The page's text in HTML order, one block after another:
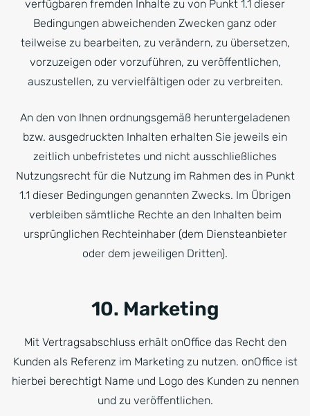
verfügbaren fremden Inhalte zu von Punkt 1.1 dieser
Bedingungen abweichenden Zwecken ganz oder
teilweise zu bearbeiten, zu verändern, zu übersetzen,
vorzuzeigen oder vorzuführen, zu veröffentlichen,
auszustellen, zu vervielfältigen oder zu verbreiten.
An den von Ihnen ordnungsgemäß heruntergeladenen
bzw. ausgedruckten Inhalten erhalten Sie jeweils ein
zeitlich unbefristetes und nicht ausschließliches
Nutzungsrecht für die Nutzung im Rahmen des in Punkt
1.1 dieser Bedingungen genannten Zwecks. Im Übrigen
verbleiben sämtliche Rechte an den Inhalten beim
ursprünglichen Rechteinhaber (dem Diensteanbieter
oder dem jeweiligen Dritten).
10. Marketing
Mit Vertragsabschluss erhält onOffice das Recht den
Kunden als Referenz im Marketing zu nutzen. onOffice ist
hierbei berechtigt Name und Logo des Kunden zu nennen
und zu veröffentlichen.